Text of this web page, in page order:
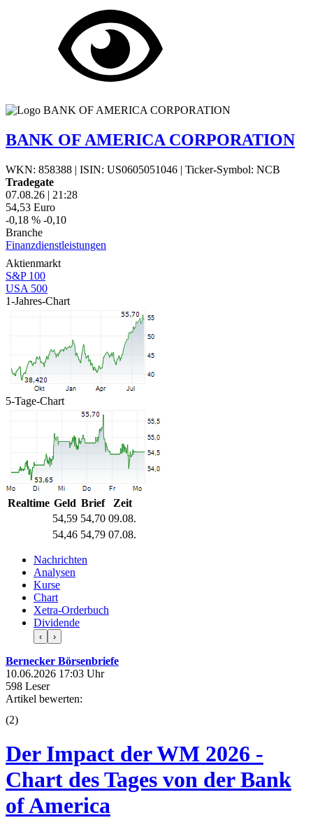
BANK OF AMERICA CORPORATION
WKN: 858388 | ISIN: US0605051046 | Ticker-Symbol: NCB
Tradegate
07.08.26 | 21:28
54,53 Euro
-0,18 % -0,10
Branche
Finanzdienstleistungen
Aktienmarkt
S&P 100
USA 500
1-Jahres-Chart
5-Tage-Chart
Realtime Geld Brief
Zeit
54,59 54,70 09.08.
54,46 54,79 07.08.
Nachrichten
Analysen
Kurse
Chart
Xetra-Orderbuch
Dividende
‹ ›
Bernecker Börsenbriefe
10.06.2026 17:03 Uhr
598 Leser
Artikel bewerten:
(2)
Der Impact der WM 2026 -
Chart des Tages von der Bank
of America